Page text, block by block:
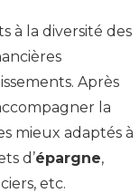
à la diversité des
Après
la
mieux adaptés à
d’épargne,
etc.